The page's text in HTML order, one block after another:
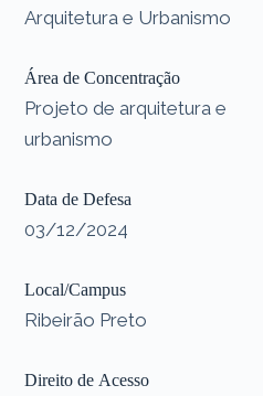
Arquitetura e Urbanismo
Área de Concentração
Projeto de arquitetura e
urbanismo
Data de Defesa
03/12/2024
Local/Campus
Ribeirão Preto
Direito de Acesso